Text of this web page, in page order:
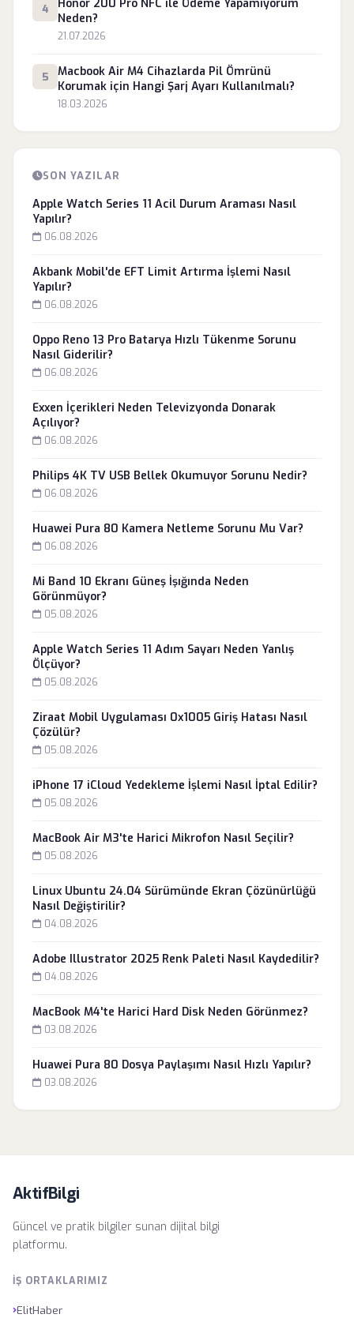
4
Honor 200 Pro NFC ile Ödeme Yapamıyorum
Neden?
21.07.2026
5
Macbook Air M4 Cihazlarda Pil Ömrünü
Korumak için Hangi Şarj Ayarı Kullanılmalı?
18.03.2026
SON YAZILAR
Apple Watch Series 11 Acil Durum Araması Nasıl
Yapılır?
06.08.2026
Akbank Mobil'de EFT Limit Artırma İşlemi Nasıl
Yapılır?
06.08.2026
Oppo Reno 13 Pro Batarya Hızlı Tükenme Sorunu
Nasıl Giderilir?
06.08.2026
Exxen İçerikleri Neden Televizyonda Donarak
Açılıyor?
06.08.2026
Philips 4K TV USB Bellek Okumuyor Sorunu Nedir?
06.08.2026
Huawei Pura 80 Kamera Netleme Sorunu Mu Var?
06.08.2026
Mi Band 10 Ekranı Güneş İşığında Neden
Görünmüyor?
05.08.2026
Apple Watch Series 11 Adım Sayarı Neden Yanlış
Ölçüyor?
05.08.2026
Ziraat Mobil Uygulaması 0x1005 Giriş Hatası Nasıl
Çözülür?
05.08.2026
iPhone 17 iCloud Yedekleme İşlemi Nasıl İptal Edilir?
05.08.2026
MacBook Air M3'te Harici Mikrofon Nasıl Seçilir?
05.08.2026
Linux Ubuntu 24.04 Sürümünde Ekran Çözünürlüğü
Nasıl Değiştirilir?
04.08.2026
Adobe Illustrator 2025 Renk Paleti Nasıl Kaydedilir?
04.08.2026
MacBook M4'te Harici Hard Disk Neden Görünmez?
03.08.2026
Huawei Pura 80 Dosya Paylaşımı Nasıl Hızlı Yapılır?
03.08.2026
AktifBilgi
Güncel ve pratik bilgiler sunan dijital bilgi
platformu.
İŞ ORTAKLARIMIZ
›ElitHaber